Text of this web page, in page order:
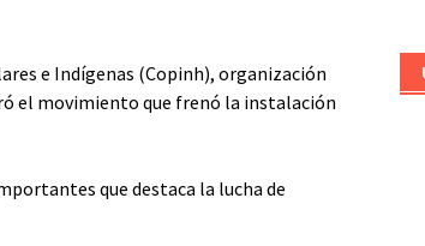
e Indígenas (Copinh), organización
el movimiento que frenó la instalación
que destaca la lucha de